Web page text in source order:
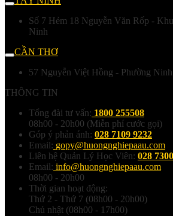
Số 7 Hẻm 18 Nguyễn Văn Rốp -
Ninh
CẦN THƠ
57 Nguyễn Việt Hồng - Phường
THÔNG TIN
Tổng đài tư vấn: 1800 255508
08h00 - 20h00 (Miễn phí cước gọi)
Góp ý phản ánh: 028 7109 9232
Email: gopy@huongnghiepaau.com
Liên hệ Quản Lý Học Viên: 028
Email: info@huongnghiepaau.com
08h00 - 20h00
Thời gian hoạt động:
Thứ 2 - Thứ 7 (08h00 - 20h00)
Chủ nhật (08h00 - 17h00)